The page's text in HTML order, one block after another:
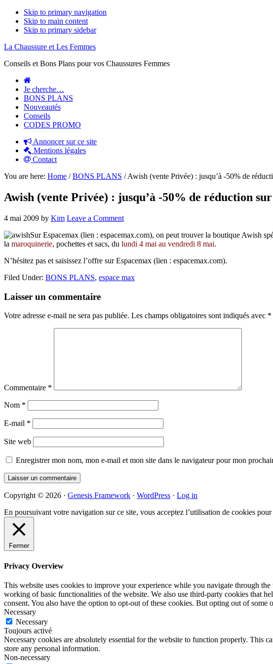
Skip to primary navigation
Skip to main content
Skip to primary sidebar
La Chaussure et Les Femmes
Conseils et Bons Plans pour vos Chaussures Femmes
Je cherche…
BONS PLANS
Nouveautés
Conseils
CODES PROMO
Annoncer sur ce site
Mentions légales
Contact
You are here: Home / BONS PLANS /Awish (vente Privée) : jusqu’à -50% de
Awish (vente Privée) : jusqu’à -50% de réduction sur
4 mai 2009 by Kim Leave a Comment
Sur Espacemax (lien : espacemax.com), on peut trouver la boutique Awish
la maroquinerie, pochettes et sacs, du lundi 4 mai au vendredi 8 mai.
N’hésitez pas et saisissez l’offre sur Espacemax (lien : espacemax.com).
Filed Under: BONS PLANS, espace max
Reader
Laisser un commentaire
Votre adresse e-mail ne sera pas publiée. Les champs obligatoires sont indiqués avec *
Commentaire *
Nom *
E-mail *
Site web
Enregistrer mon nom, mon e-mail et mon site dans le navigateur pour mon
Primary
Sidebar
Copyright © 2026 · Genesis Framework · WordPress · Log in
En poursuivant votre navigation sur ce site, vous acceptez l’utilisation de cookies
Fermer
Privacy Overview
This website uses cookies to improve your experience while you navigate through
working of basic functionalities of the website. We also use third-party cookies that
consent. You also have the option to opt-out of these cookies. But opting out of
Necessary
Necessary
Toujours activé
Necessary cookies are absolutely essential for the website to function properly. This
store any personal information.
Non-necessary